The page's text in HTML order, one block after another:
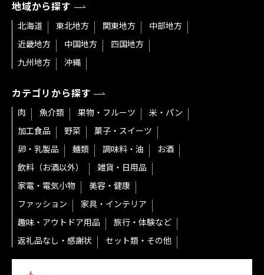
地域から探す
北海道 東北地方 関東地方
中部地方
近畿地方
中国地方
四国地方
九州地方
沖縄
カテゴリから探す
肉 魚介類 果物・フルーツ
米・パン
加工食品
野菜
菓子・スイーツ
卵・乳製品
麺類 調味料・油
お酒
飲料（お酒以外）
雑貨・日用品
家電・電気小物
美容・健康
ファッション
家具・インテリア
趣味・アウトドア用品
旅行・体験など
返礼品なし・感謝状
セット類・その他